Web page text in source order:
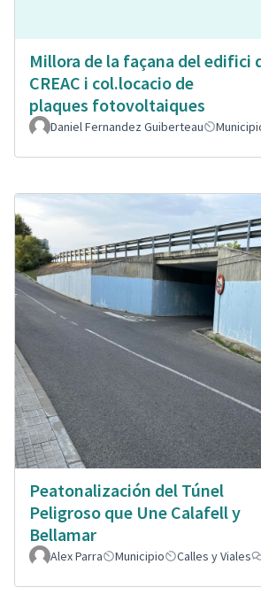
Millora de la façana del edifici
CREAC i col.locacio de
plaques fotovoltaiques
Daniel Fernandez Guiberteau
Peatonalización del Túnel
Peligroso que Une Calafell y
Bellamar
Alex Parra Municipio Calles y Viales